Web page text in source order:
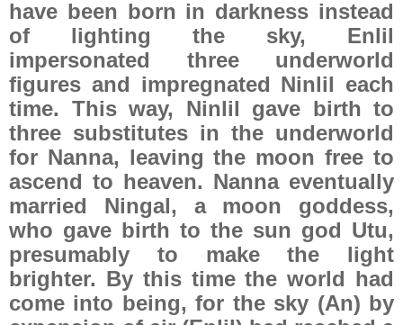
have been born in darkness instead
of lighting the sky, Enlil
impersonated three underworld
figures and impregnated Ninlil each
time. This way, Ninlil gave birth to
three substitutes in the underworld
for Nanna, leaving the moon free to
ascend to heaven. Nanna eventually
married Ningal, a moon goddess,
who gave birth to the sun god Utu,
presumably to make the light
brighter. By this time the world had
come into being, for the sky (An) by